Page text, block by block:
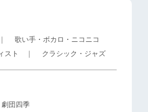
歌い手・ボカロ・ニコニコ
スト ｜ クラシック・ジャズ
劇団四季